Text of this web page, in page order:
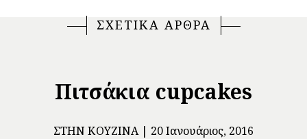
ΣΧΕΤΙΚΑ ΑΡΘΡΑ
Πιτσάκια cupcakes
ΣΤΗΝ ΚΟΥΖΊΝΑ 20 Ιανουάριος, 2016